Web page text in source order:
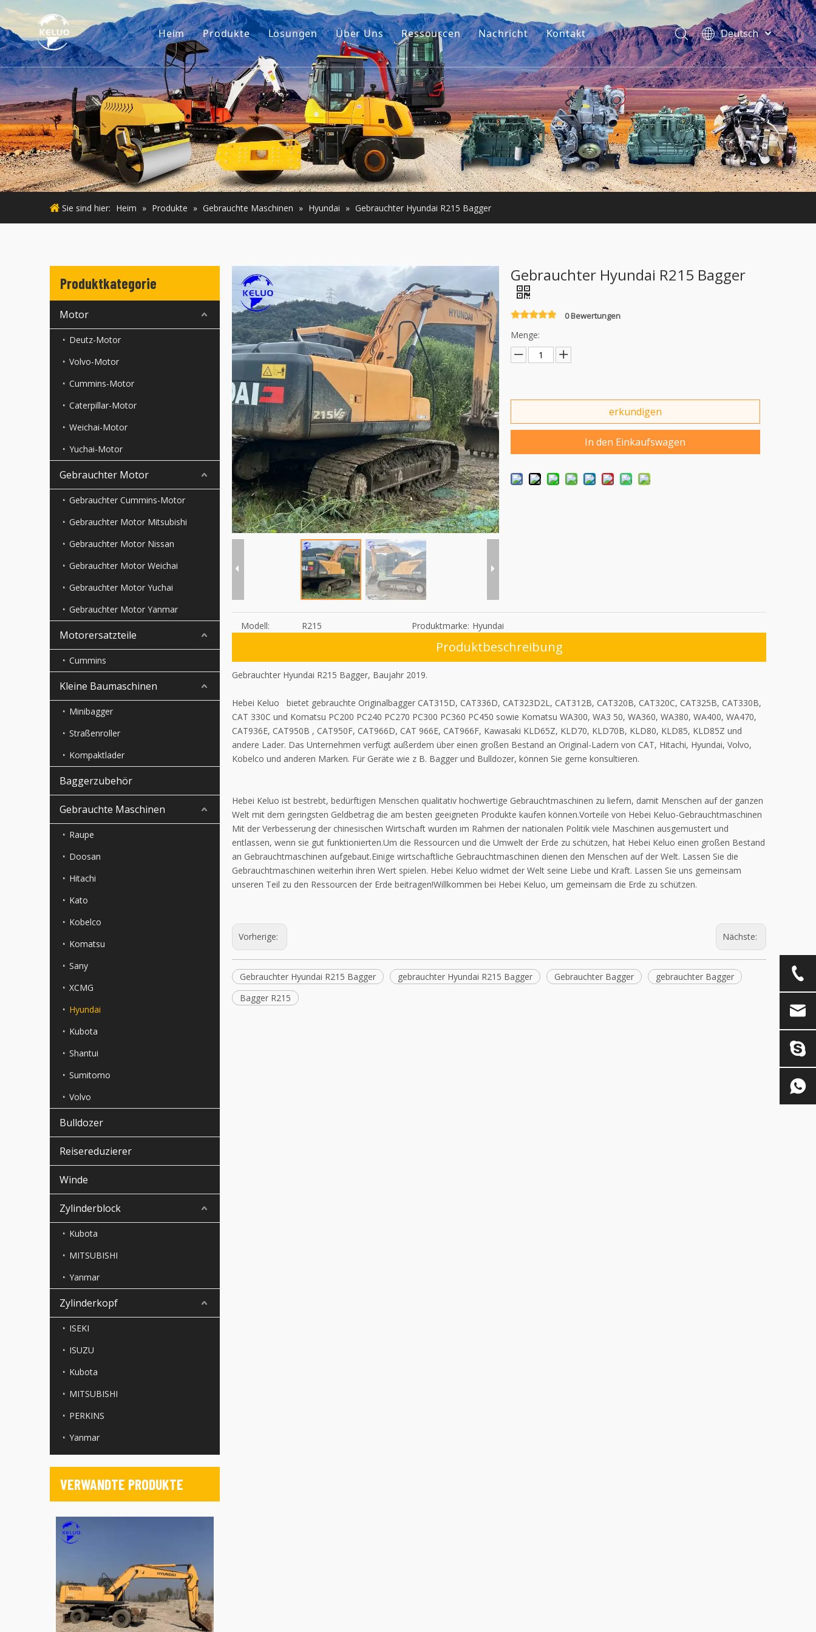
Heim Produkte
Motor
Baggerzubehör
Kleine Baumaschinen
Gebrauchter Motor
Gebrauchte Maschinen
Lösungen Über Uns
Unsere Geschichte
Unser Vorteil
Ressourcen
Führer
FAQ
Videos
Nachricht Kontakt
Deutsch
فارسی
Bahasa
indonesia
Türk dili
ไทย
Italiano
Português
Español
Pусский
English
Sie sind hier: Heim » Produkte » Gebrauchte Maschinen » Hyundai » Gebrauchter Hyundai R215 Bagger
Produktkategorie
Motor
Deutz-Motor
Volvo-Motor
Cummins-Motor
Caterpillar-Motor
Weichai-Motor
Yuchai-Motor
Gebrauchter Motor
Gebrauchter Cummins-Motor
Gebrauchter Motor Mitsubishi
Gebrauchter Motor Nissan
Gebrauchter Motor Weichai
Gebrauchter Motor Yuchai
Gebrauchter Motor Yanmar
Motorersatzteile
Cummins
Kleine Baumaschinen
Minibagger
Straßenroller
Kompaktlader
Baggerzubehör
Gebrauchte Maschinen
Raupe
Doosan
Hitachi
Kato
Kobelco
Komatsu
Sany
XCMG
Hyundai
Kubota
Shantui
Sumitomo
Volvo
Bulldozer
Reisereduzierer
Winde
Zylinderblock
Kubota
MITSUBISHI
Yanmar
Zylinderkopf
ISEKI
ISUZU
Kubota
MITSUBISHI
PERKINS
Yanmar
VERWANDTE PRODUKTE
Gebrauchter Hyundai R215 Bagger
0 Bewertungen
Menge:
erkundigen
In den Einkaufswagen
Modell: R215 Produktmarke: Hyundai
Produktbeschreibung
Gebrauchter Hyundai R215 Bagger, Baujahr 2019.
Hebei Keluo bietet gebrauchte Originalbagger CAT315D, CAT336D, CAT323D2L, CAT312B, CAT320B, CAT320C, CAT325B, CAT330B,
CAT 330C und Komatsu PC200 PC240 PC270 PC300 PC360 PC450 sowie Komatsu WA300, WA3 50, WA360, WA380, WA400, WA470,
CAT936E, CAT950B , CAT950F, CAT966D, CAT 966E, CAT966F, Kawasaki KLD65Z, KLD70, KLD70B, KLD80, KLD85, KLD85Z und
andere Lader. Das Unternehmen verfügt außerdem über einen großen Bestand an Original-Ladern von CAT, Hitachi, Hyundai, Volvo,
Kobelco und anderen Marken. Für Geräte wie z B. Bagger und Bulldozer, können Sie gerne konsultieren.
Hebei Keluo ist bestrebt, bedürftigen Menschen qualitativ hochwertige Gebrauchtmaschinen zu liefern, damit Menschen auf der ganzen
Welt mit dem geringsten Geldbetrag die am besten geeigneten Produkte kaufen können.Vorteile von Hebei Keluo-Gebrauchtmaschinen
Mit der Verbesserung der chinesischen Wirtschaft wurden im Rahmen der nationalen Politik viele Maschinen ausgemustert und
entlassen, wenn sie gut funktionierten.Um die Ressourcen und die Umwelt der Erde zu schützen, hat Hebei Keluo einen großen Bestand
an Gebrauchtmaschinen aufgebaut.Einige wirtschaftliche Gebrauchtmaschinen dienen den Menschen auf der Welt. Lassen Sie die
Gebrauchtmaschinen weiterhin ihren Wert spielen. Hebei Keluo widmet der Welt seine Liebe und Kraft. Lassen Sie uns gemeinsam
unseren Teil zu den Ressourcen der Erde beitragen!Willkommen bei Hebei Keluo, um gemeinsam die Erde zu schützen.
Vorherige: Nächste:
Gebrauchter Hyundai R215 Bagger gebrauchter Hyundai R215 Bagger Gebrauchter Bagger
gebrauchter Bagger
Bagger R215